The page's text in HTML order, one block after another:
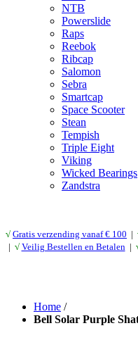
NTB
Powerslide
Raps
Reebok
Ribcap
Salomon
Sebra
Smartcap
Space Scooter
Stean
Tempish
Triple Eight
Viking
Wicked Bearings
Zandstra
√ Gratis verzending vanaf € 100 |
| √ Veilig Bestellen en Betalen |
Home /
Bell Solar Purple